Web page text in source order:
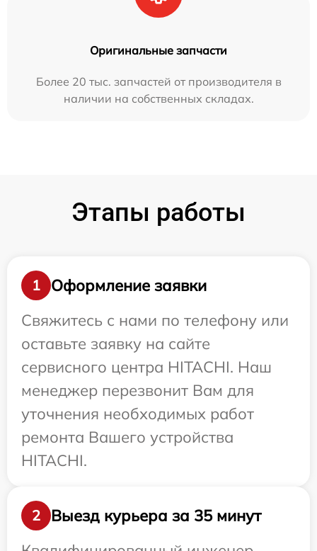
Оригинальные запчасти
Более 20 тыс. запчастей от производителя в
наличии на собственных складах.
Этапы работы
1
Оформление заявки
Свяжитесь с нами по телефону или
оставьте заявку на сайте
сервисного центра HITACHI. Наш
менеджер перезвонит Вам для
уточнения необходимых работ
ремонта Вашего устройства
HITACHI.
2
Выезд курьера за 35 минут